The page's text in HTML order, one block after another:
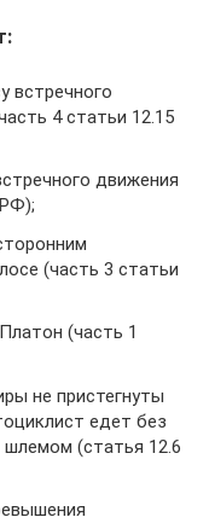
встречного
4 статьи 12.15
движения
(часть 3 статьи
(часть 1
не пристегнуты
едет без
(статья 12.6